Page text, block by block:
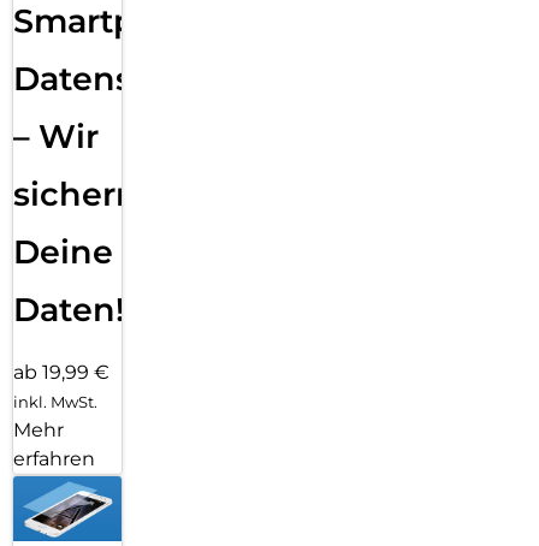
Smartphone
Datensicherung
– Wir
sichern
Deine
Daten!
ab 19,99 €
inkl. MwSt.
Mehr
erfahren